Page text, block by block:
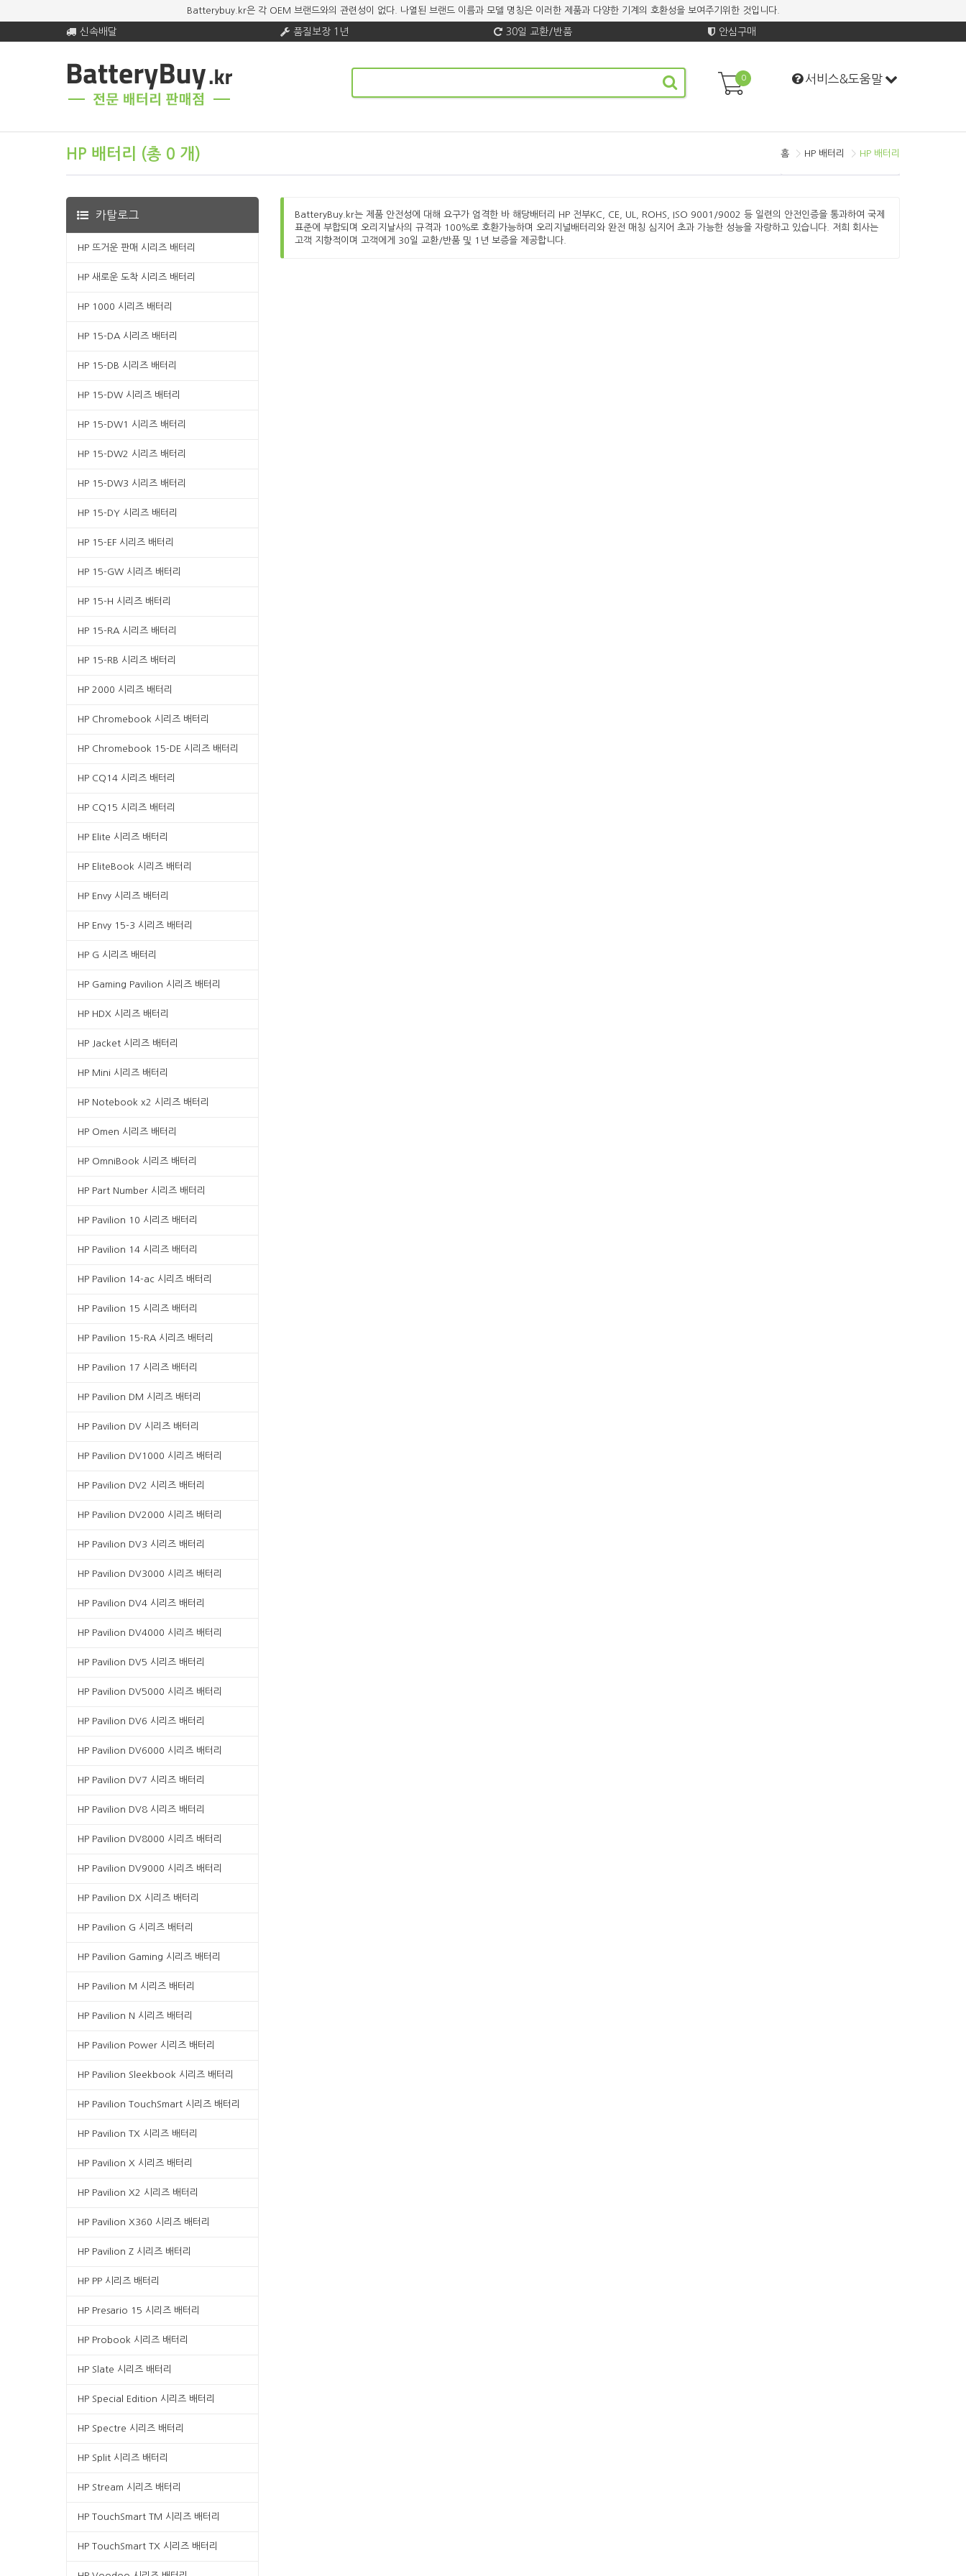
Batterybuy.kr은 각 OEM 브랜드와의 관련성이 없다. 나열된 브랜드 이름과 모델 명칭은 이러한 제품과 다양한 기계의 호환성을 보여주기위한 것입니다.
신속배달 품질보장 1년 30일 교환/반품 안심구매
0 서비스&도움말
HP 배터리 (총 0 개) 홈 HP 배터리 HP 배터리
BatteryBuy.kr는 제품 안전성에 대해 요구가 엄격한 바 해당배터리 HP 전부KC, CE, UL, ROHS, ISO 9001/9002 등 일련의 안전인증을 통과하여 국제
표준에 부합되며 오리지날사의 규격과 100％로 호환가능하며 오리지널배터리와 완전 매칭 심지어 초과 가능한 성능을 자랑하고 있습니다. 저희 회사는
고객 지향적이며 고객에게 30일 교환/반품 및 1년 보증을 제공합니다.
카탈로그
HP 뜨거운 판매 시리즈 배터리
HP 새로운 도착 시리즈 배터리
HP 1000 시리즈 배터리
HP 15-DA 시리즈 배터리
HP 15-DB 시리즈 배터리
HP 15-DW 시리즈 배터리
HP 15-DW1 시리즈 배터리
HP 15-DW2 시리즈 배터리
HP 15-DW3 시리즈 배터리
HP 15-DY 시리즈 배터리
HP 15-EF 시리즈 배터리
HP 15-GW 시리즈 배터리
HP 15-H 시리즈 배터리
HP 15-RA 시리즈 배터리
HP 15-RB 시리즈 배터리
HP 2000 시리즈 배터리
HP Chromebook 시리즈 배터리
HP Chromebook 15-DE 시리즈 배터리
HP CQ14 시리즈 배터리
HP CQ15 시리즈 배터리
HP Elite 시리즈 배터리
HP EliteBook 시리즈 배터리
HP Envy 시리즈 배터리
HP Envy 15-3 시리즈 배터리
HP G 시리즈 배터리
HP Gaming Pavilion 시리즈 배터리
HP HDX 시리즈 배터리
HP Jacket 시리즈 배터리
HP Mini 시리즈 배터리
HP Notebook x2 시리즈 배터리
HP Omen 시리즈 배터리
HP OmniBook 시리즈 배터리
HP Part Number 시리즈 배터리
HP Pavilion 10 시리즈 배터리
HP Pavilion 14 시리즈 배터리
HP Pavilion 14-ac 시리즈 배터리
HP Pavilion 15 시리즈 배터리
HP Pavilion 15-RA 시리즈 배터리
HP Pavilion 17 시리즈 배터리
HP Pavilion DM 시리즈 배터리
HP Pavilion DV 시리즈 배터리
HP Pavilion DV1000 시리즈 배터리
HP Pavilion DV2 시리즈 배터리
HP Pavilion DV2000 시리즈 배터리
HP Pavilion DV3 시리즈 배터리
HP Pavilion DV3000 시리즈 배터리
HP Pavilion DV4 시리즈 배터리
HP Pavilion DV4000 시리즈 배터리
HP Pavilion DV5 시리즈 배터리
HP Pavilion DV5000 시리즈 배터리
HP Pavilion DV6 시리즈 배터리
HP Pavilion DV6000 시리즈 배터리
HP Pavilion DV7 시리즈 배터리
HP Pavilion DV8 시리즈 배터리
HP Pavilion DV8000 시리즈 배터리
HP Pavilion DV9000 시리즈 배터리
HP Pavilion DX 시리즈 배터리
HP Pavilion G 시리즈 배터리
HP Pavilion Gaming 시리즈 배터리
HP Pavilion M 시리즈 배터리
HP Pavilion N 시리즈 배터리
HP Pavilion Power 시리즈 배터리
HP Pavilion Sleekbook 시리즈 배터리
HP Pavilion TouchSmart 시리즈 배터리
HP Pavilion TX 시리즈 배터리
HP Pavilion X 시리즈 배터리
HP Pavilion X2 시리즈 배터리
HP Pavilion X360 시리즈 배터리
HP Pavilion Z 시리즈 배터리
HP PP 시리즈 배터리
HP Presario 15 시리즈 배터리
HP Probook 시리즈 배터리
HP Slate 시리즈 배터리
HP Special Edition 시리즈 배터리
HP Spectre 시리즈 배터리
HP Split 시리즈 배터리
HP Stream 시리즈 배터리
HP TouchSmart TM 시리즈 배터리
HP TouchSmart TX 시리즈 배터리